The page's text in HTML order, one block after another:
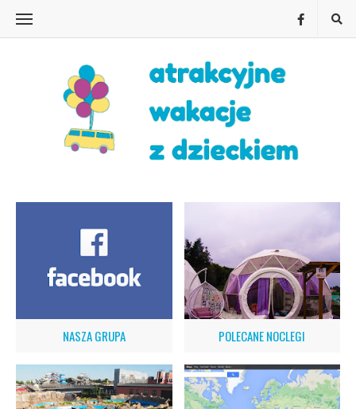
NASZA GRUPA POLECANE NOCLEGI